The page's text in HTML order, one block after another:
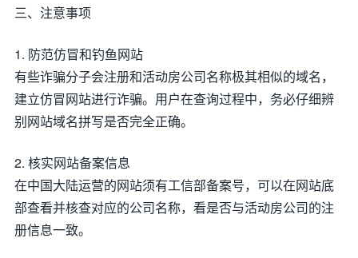
三、注意事项
1. 防范仿冒和钓鱼网站
有些诈骗分子会注册和活动房公司名称极其相似的域名，
建立仿冒网站进行诈骗。用户在查询过程中，务必仔细辨
别网站域名拼写是否完全正确。
2. 核实网站备案信息
在中国大陆运营的网站须有工信部备案号，可以在网站底
部查看并核查对应的公司名称，看是否与活动房公司的注
册信息一致。